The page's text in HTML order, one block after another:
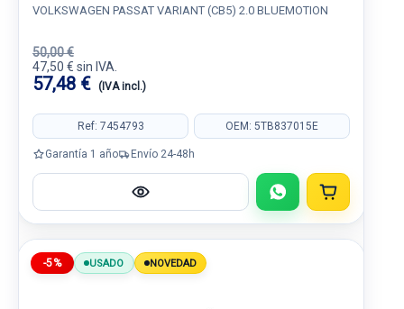
VOLKSWAGEN PASSAT VARIANT (CB5) 2.0 BLUEMOTION
50,00 €
47,50 € sin IVA.
57,48 € (IVA incl.)
Ref: 7454793 OEM: 5TB837015E
Garantía 1 año Envío 24-48h
-5% USADO NOVEDAD